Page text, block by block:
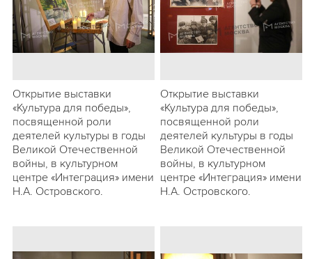
Открытие выставки
«Культура для победы»,
посвященной роли
деятелей культуры в годы
Великой Отечественной
войны, в культурном
центре «Интеграция» имени
Н.А. Островского.
Открытие выставки
«Культура для победы»,
посвященной роли
деятелей культуры в годы
Великой Отечественной
войны, в культурном
центре «Интеграция» имени
Н.А. Островского.